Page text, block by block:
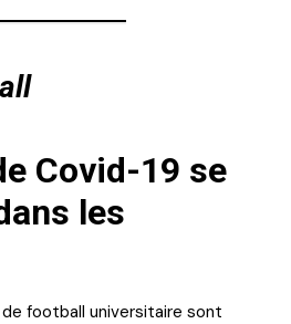
Covid-19 se
les
football universitaire sont